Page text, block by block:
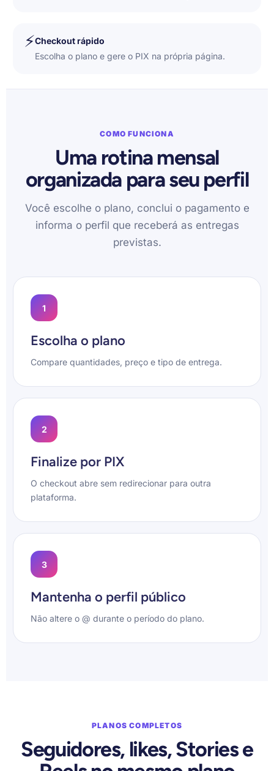
⚡Checkout rápido
Escolha o plano e gere o PIX na própria página.
COMO FUNCIONA
Uma rotina mensal
organizada para seu perfil
Você escolhe o plano, conclui o pagamento e
informa o perfil que receberá as entregas
previstas.
1
Escolha o plano
Compare quantidades, preço e tipo de entrega.
2
Finalize por PIX
O checkout abre sem redirecionar para outra
plataforma.
3
Mantenha o perfil público
Não altere o @ durante o período do plano.
PLANOS COMPLETOS
Seguidores, likes, Stories e